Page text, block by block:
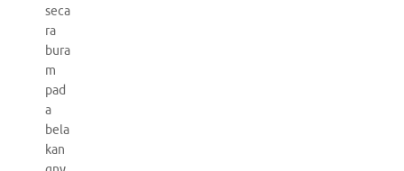
seca
ra
bura
m
pad
a
bela
kan